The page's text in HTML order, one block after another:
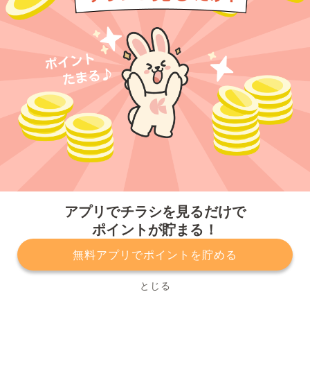
アプリでチラシを見るだけで
ポイントが貯まる！
無料アプリでポイントを貯める
とじる
プライバシーポリシー 利用規約
運営会社
サービスに関してのお問い合わせ